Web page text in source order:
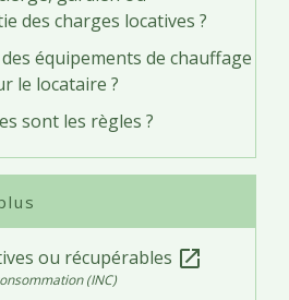
des charges locatives ?
équipements de chauffage
le locataire ?
sont les règles ?
ou récupérables open_in_new
(INC)